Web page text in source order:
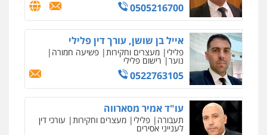
0505216700
אייל בן שושן, עורך דין פלילי
פלילי מעצרים וחקירות פשיעה חמורה
נוער רישום פלילי
0522763105
עו"ד אמיר מסארווה
תעבורה פלילי מעצרים וחקירות עורכי דין
לענייני אסירים